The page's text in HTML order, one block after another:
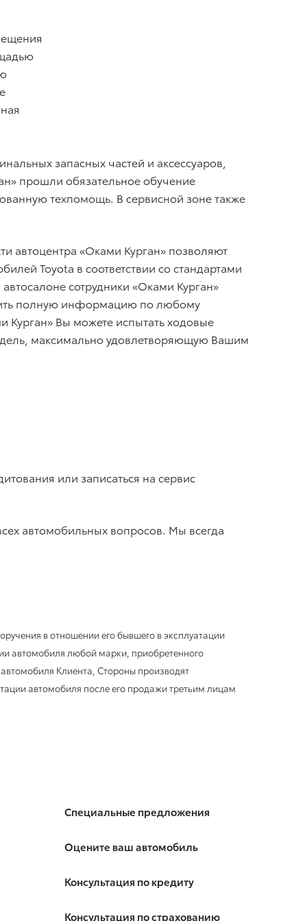
запасных частей и аксессуаров,
прошли обязательное обучение
техпомощь. В сервисной зоне также
автоцентра «Оками Курган» позволяют
Toyota в соответствии со стандартами
сотрудники «Оками Курган»
полную информацию по любому
Вы можете испытать ходовые
максимально удовлетворяющую Вашим
или записаться на сервис
автомобильных вопросов. Мы всегда
в отношении его бывшего в эксплуатации
автомобиля любой марки, приобретенного
Клиента, Стороны производят
автомобиля после его продажи третьим лицам
Специальные предложения
Оцените ваш автомобиль
Консультация по кредиту
Консультация по страхованию